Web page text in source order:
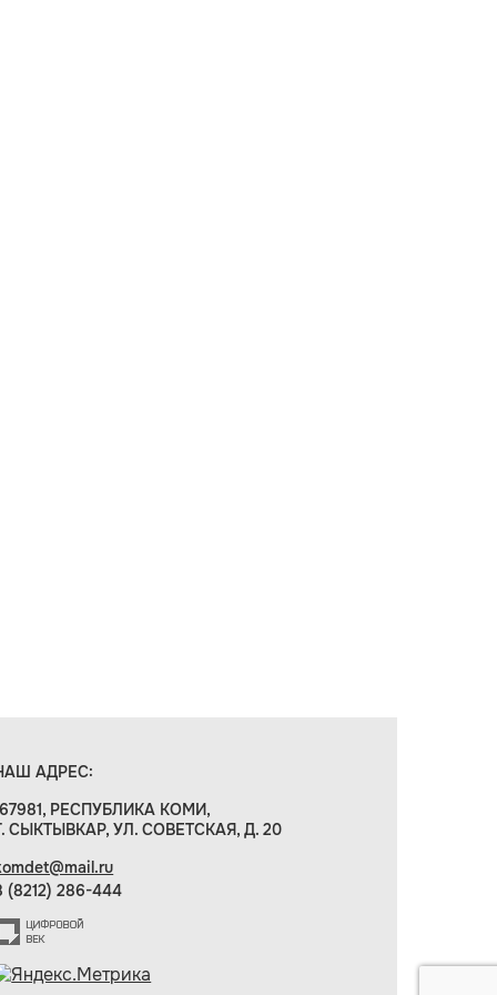
АДРЕС:
РЕСПУБЛИКА КОМИ,
СЫКТЫВКАР, УЛ. СОВЕТСКАЯ, Д. 20
(8212) 286-444